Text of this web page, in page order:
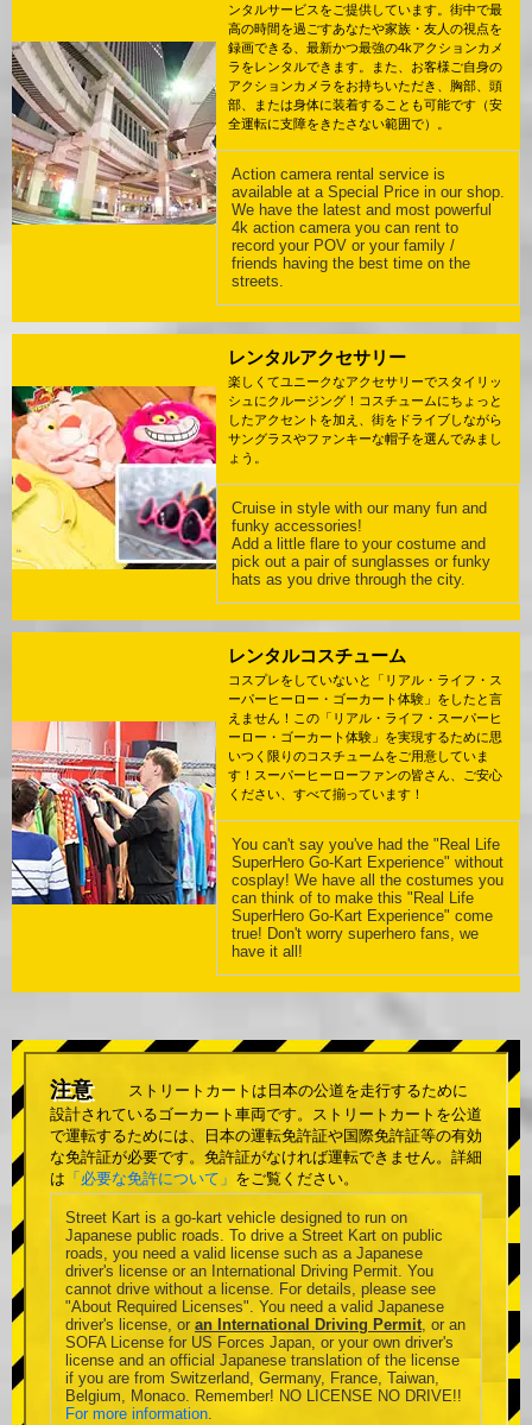
ンタルサービスをご提供しています。街中で最
高の時間を過ごすあなたや家族・友人の視点を
録画できる、最新かつ最強の4kアクションカメ
ラをレンタルできます。また、お客様ご自身の
アクションカメラをお持ちいただき、胸部、頭
部、または身体に装着することも可能です（安
全運転に支障をきたさない範囲で）。
Action camera rental service is
available at a Special Price in our shop.
We have the latest and most powerful
4k action camera you can rent to
record your POV or your family /
friends having the best time on the
streets.
レンタルアクセサリー
楽しくてユニークなアクセサリーでスタイリッ
シュにクルージング！コスチュームにちょっと
したアクセントを加え、街をドライブしながら
サングラスやファンキーな帽子を選んでみまし
ょう。
Cruise in style with our many fun and
funky accessories!
Add a little flare to your costume and
pick out a pair of sunglasses or funky
hats as you drive through the city.
レンタルコスチューム
コスプレをしていないと「リアル・ライフ・ス
ーパーヒーロー・ゴーカート体験」をしたと言
えません！この「リアル・ライフ・スーパーヒ
ーロー・ゴーカート体験」を実現するために思
いつく限りのコスチュームをご用意していま
す！スーパーヒーローファンの皆さん、ご安心
ください、すべて揃っています！
You can't say you've had the "Real Life
SuperHero Go-Kart Experience" without
cosplay! We have all the costumes you
can think of to make this "Real Life
SuperHero Go-Kart Experience" come
true! Don't worry superhero fans, we
have it all!
注意
ストリートカートは日本の公道を走行するために
設計されているゴーカート車両です。ストリートカートを公道
で運転するためには、日本の運転免許証や国際免許証等の有効
な免許証が必要です。免許証がなければ運転できません。詳細
は 「必要な免許について」 をご覧ください。
Street Kart is a go-kart vehicle designed to run on
Japanese public roads. To drive a Street Kart on public
roads, you need a valid license such as a Japanese
driver's license or an International Driving Permit. You
cannot drive without a license. For details, please see
"About Required Licenses". You need a valid Japanese
driver's license, or an International Driving Permit, or an
SOFA License for US Forces Japan, or your own driver's
license and an official Japanese translation of the license
if you are from Switzerland, Germany, France, Taiwan,
Belgium, Monaco. Remember! NO LICENSE NO DRIVE!!
For more information.